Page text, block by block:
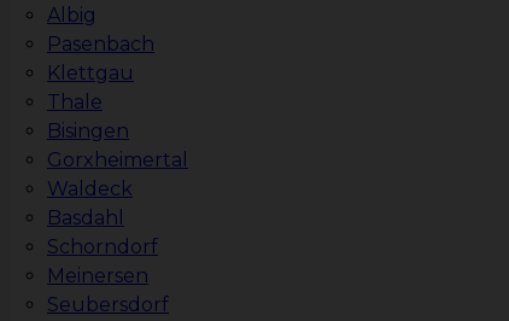
Albig
Pasenbach
Klettgau
Thale
Bisingen
Gorxheimertal
Waldeck
Basdahl
Schorndorf
Meinersen
Seubersdorf